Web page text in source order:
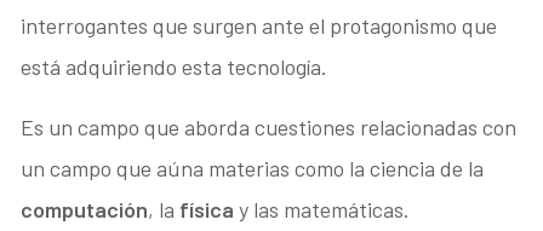
interrogantes que surgen ante el protagonismo que
está adquiriendo esta tecnología.
Es un campo que aborda cuestiones relacionadas con
un campo que aúna materias como la ciencia de la
computación, la físicay las matemáticas.